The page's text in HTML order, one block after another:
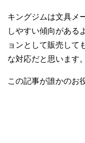
キングジムは文具メ
しやすい傾向がある
ョンとして販売して
な対応だと思います。
この記事が誰かのお